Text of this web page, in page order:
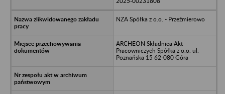
NZA Spółka z o.o. - Przeźmierowo
ARCHEON Składnica Akt
Pracowniczych Spółka z o.o. ul.
Poznańska 15 62-080 Góra